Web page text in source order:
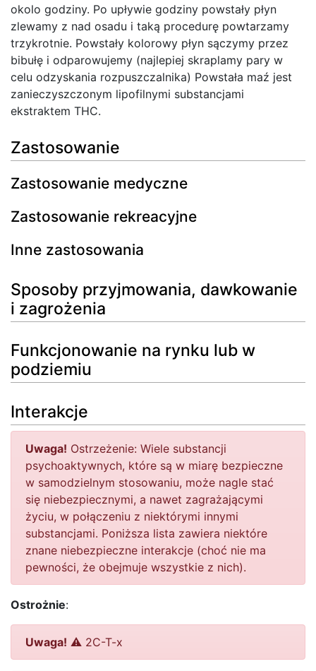
okolo godziny. Po upływie godziny powstały płyn
zlewamy z nad osadu i taką procedurę powtarzamy
trzykrotnie. Powstały kolorowy płyn sączymy przez
bibułę i odparowujemy (najlepiej skraplamy pary w
celu odzyskania rozpuszczalnika) Powstała maź jest
zanieczyszczonym lipofilnymi substancjami
ekstraktem THC.
Zastosowanie
Zastosowanie medyczne
Zastosowanie rekreacyjne
Inne zastosowania
Sposoby przyjmowania, dawkowanie
i zagrożenia
Funkcjonowanie na rynku lub w
podziemiu
Interakcje
Uwaga! Ostrzeżenie: Wiele substancji
psychoaktywnych, które są w miarę bezpieczne
w samodzielnym stosowaniu, może nagle stać
się niebezpiecznymi, a nawet zagrażającymi
życiu, w połączeniu z niektórymi innymi
substancjami. Poniższa lista zawiera niektóre
znane niebezpieczne interakcje (choć nie ma
pewności, że obejmuje wszystkie z nich).
Ostrożnie:
Uwaga! ⚠️ 2C-T-x